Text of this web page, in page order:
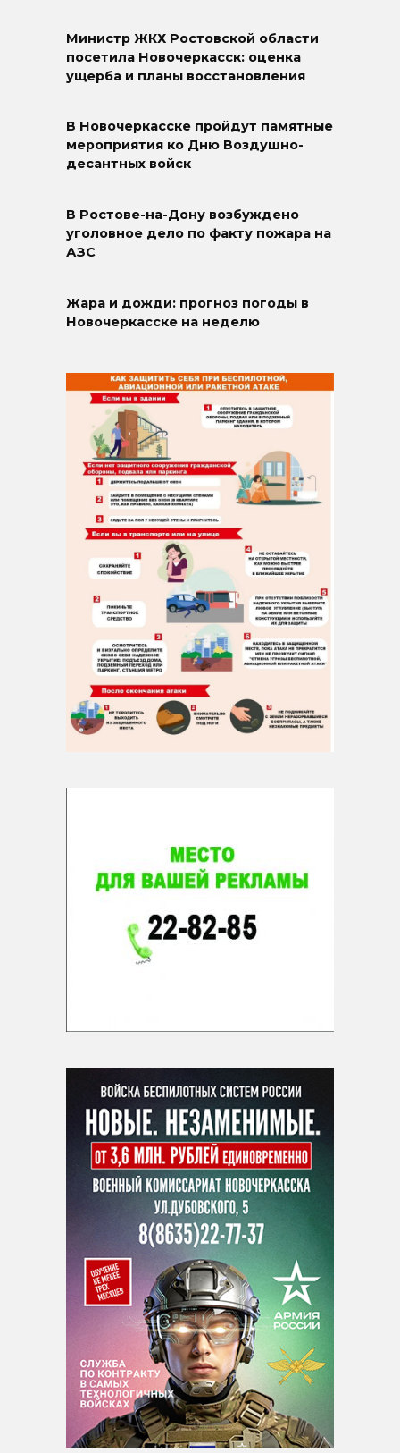
Министр ЖКХ Ростовской области
посетила Новочеркасск: оценка
ущерба и планы восстановления
В Новочеркасске пройдут памятные
мероприятия ко Дню Воздушно-
десантных войск
В Ростове-на-Дону возбуждено
уголовное дело по факту пожара на
АЗС
Жара и дожди: прогноз погоды в
Новочеркасске на неделю